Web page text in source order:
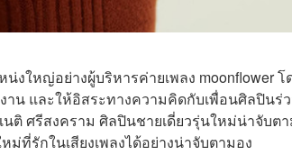
ใหญ่อย่างผู้บริหารค่ายเพลง moonflower โ
าน และให้อิสระทางความคิดกับเพื่อนศิลปินร่
ติ ศรีสงคราม ศิลปินชายเดี่ยวรุ่นใหม่น่าจับต
ที่รักในเสียงเพลงได้อย่างน่าจับตามอง